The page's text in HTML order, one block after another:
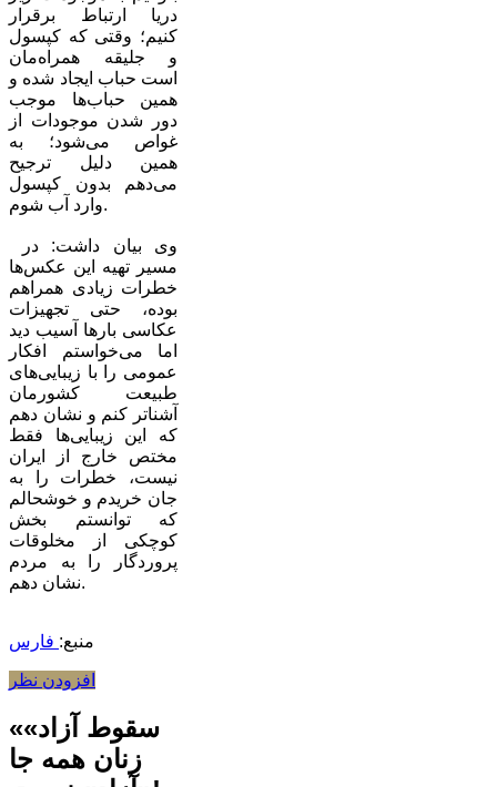
دریا ارتباط برقرار
کنیم؛ وقتی که کپسول
و جلیقه همراه‌مان
است حباب ایجاد شده و
همین حبا‌ب‌ها موجب
دور شدن موجودات از
غواص می‌شود؛ به
همین دلیل ترجیح
می‌دهم بدون کپسول
وارد آب شوم.
مسیر تهیه این عکس‌ها
خطرات زیادی همراهم
بوده، حتی تجهیزات
عکاسی بارها آسیب دید
اما می‌خواستم افکار
عمومی را با زیبایی‌های
طبیعت کشورمان
آشناتر کنم و نشان دهم
که این زیبایی‌ها فقط
مختص خارج از ایران
نیست، خطرات را به
جان خریدم و خوشحالم
که توانستم بخش
کوچکی از مخلوقات
پروردگار را به مردم
نشان دهم.
منبع: فارس
افزودن نظر
«سقوط آزاد»
زنان همه‌ جا